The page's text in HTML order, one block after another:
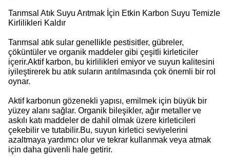
Tarımsal Atık Suyu Arıtmak İçin Etkin Karbon Suyu Temizle
Kirlilikleri Kaldır
Tarımsal atık sular genellikle pestisitler, gübreler,
çöküntüler ve organik maddeler gibi çeşitli kirleticiler
içerir.Aktif karbon, bu kirlilikleri emiyor ve suyun kalitesini
iyileştirerek bu atık suların arıtılmasında çok önemli bir rol
oynar.
Aktif karbonun gözenekli yapısı, emilmek için büyük bir
yüzey alanı sağlar. Organik bileşikler, ağır metaller ve
askılı katı maddeler de dahil olmak üzere kirleticileri
çekebilir ve tutabilir.Bu, suyun kirletici seviyelerini
azaltmaya yardımcı olur ve tekrar kullanmak veya atmak
için daha güvenli hale getirir.